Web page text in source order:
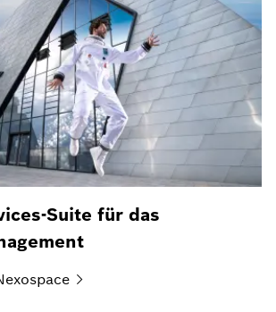
Suite für das